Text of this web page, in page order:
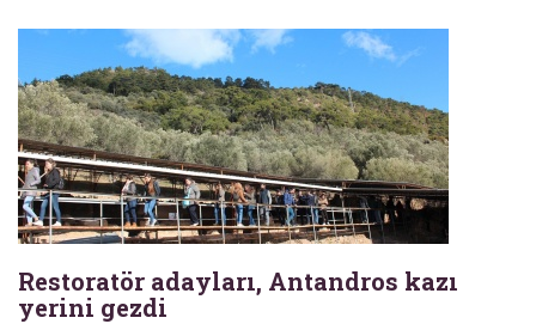
Restoratör adayları, Antandros kazı
yerini gezdi